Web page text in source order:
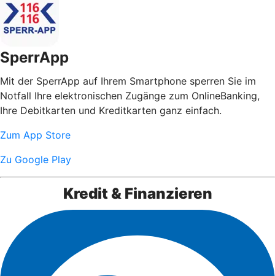
SperrApp
Mit der SperrApp auf Ihrem Smartphone sperren Sie im
Notfall Ihre elektronischen Zugänge zum OnlineBanking,
Ihre Debitkarten und Kreditkarten ganz einfach.
Zum App Store
Zu Google Play
Kredit & Finanzieren